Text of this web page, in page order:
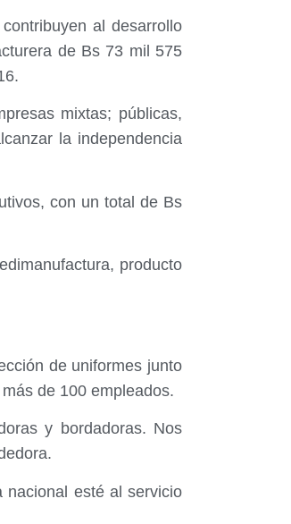
al desarrollo
de Bs 73 mil 575
mixtas; públicas,
la independencia
con un total de Bs
producto
de uniformes junto
de 100 empleados.
y bordadoras. Nos
nacional esté al servicio